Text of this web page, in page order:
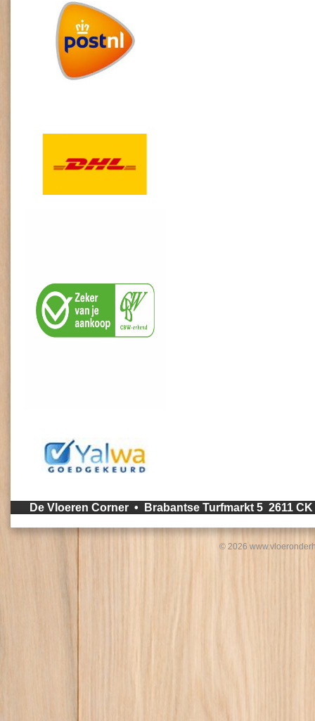
De Vloeren Corner • Brabantse Turfmarkt 5 2611
© 2026